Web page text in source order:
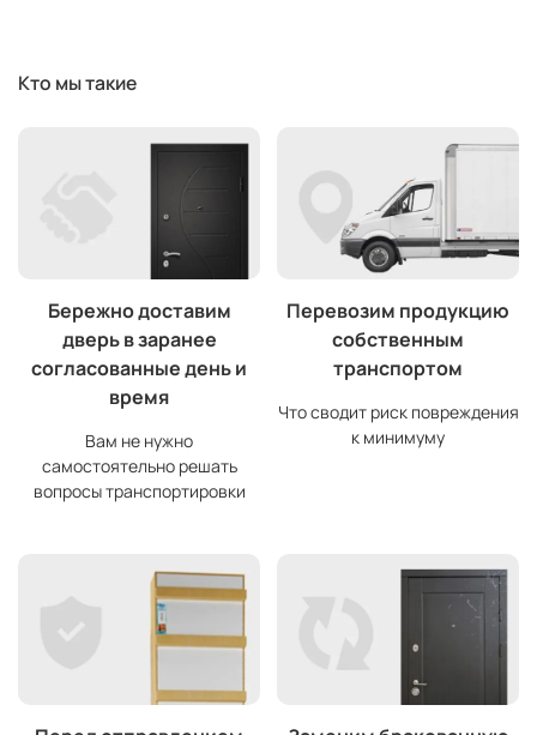
Кто мы такие
Бережно доставим
дверь в заранее
согласованные день и
время
Вам не нужно
самостоятельно решать
вопросы транспортировки
Перевозим продукцию
собственным
транспортом
Что сводит риск повреждения
к минимуму